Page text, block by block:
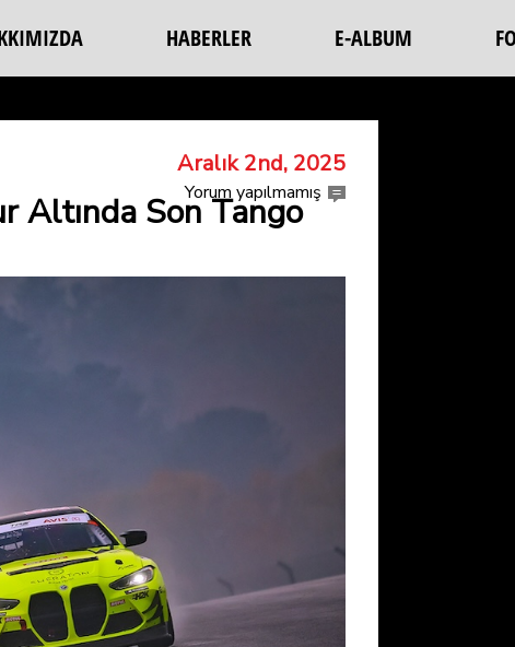
HABERLER E-ALBUM
Aralık 2nd, 2025
Yorum yapılmamış
Altında Son Tango